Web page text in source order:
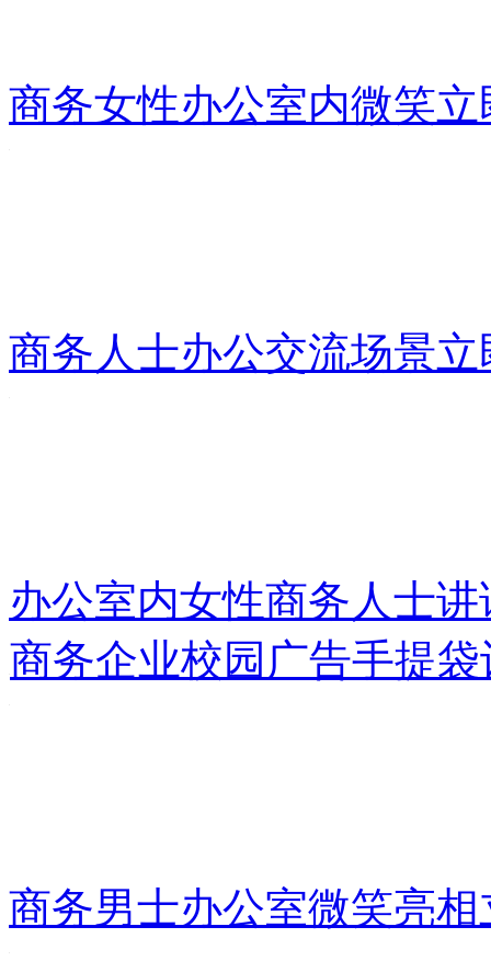
商务女性办公室内微笑立
商务人士办公交流场景立
办公室内女性商务人士讲
商务企业校园广告手提
商务男士办公室微笑亮相